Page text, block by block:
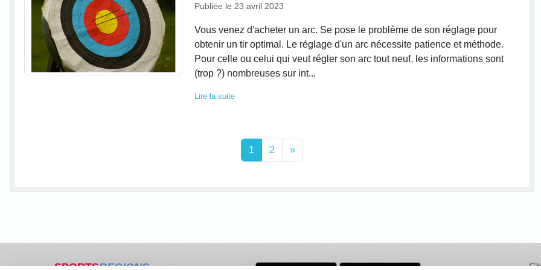
Publiée le 23 avril 2023
Vous venez d'acheter un arc. Se pose le problème de son réglage pour
obtenir un tir optimal. Le réglage d'un arc nécessite patience et méthode.
Pour celle ou celui qui veut régler son arc tout neuf, les informations sont
(trop ?) nombreuses sur int...
Lire la suite
1 2 »
SPORTSREGIONS